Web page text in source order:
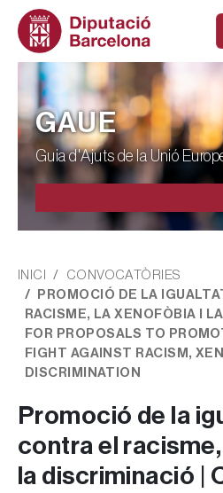
Vés al contingut
GAUE
Guia d'Ajuts de la Unió
Fil d'ariadna
INICI
CONVOCATÒRIES
PROMOCIÓ DE LA
RACISME, LA XENOFÒBIA I
FOR PROPOSALS TO
FIGHT AGAINST RACISM,
DISCRIMINATION
Promoció de la
contra el
la discriminació |